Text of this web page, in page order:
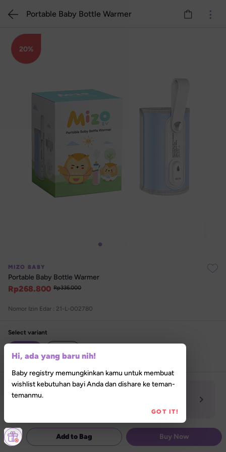
20%
MIZO BABY
Portable Baby Bottle Warmer
Rp268.800 Rp336.000
Nomor Izin Edar : 21-L-002780
Select variant
In-store Pickup Tersedia
Special Promo
Portable Baby Bottle Warmer
Add to Bag Buy Now
Hi, ada yang baru nih!
Baby registry memungkinkan kamu untuk membuat
wishlist kebutuhan bayi Anda dan dishare ke teman-
temanmu.
GOT IT!